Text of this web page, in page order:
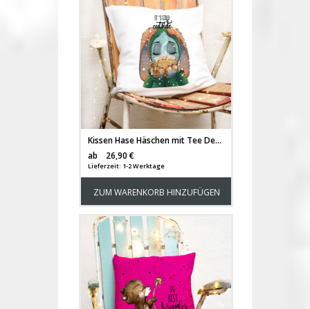
Kissen Hase Häschen mit Tee Dekokissen Spruch It's cold outside" Motivkissen Zierkissen Spruchkissen inklusive Füllung ks130"
ab
26,90 €
Lieferzeit: 1-2 Werktage
ZUM WARENKORB HINZUFÜGEN